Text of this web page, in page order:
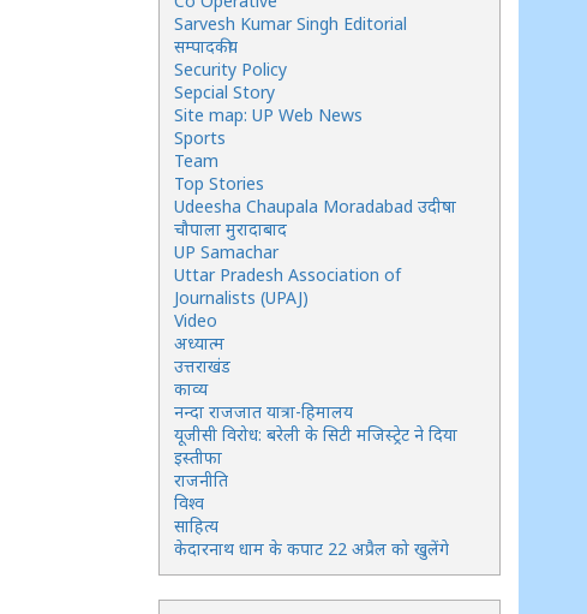
Sarvesh Kumar Singh Editorial
सम्पादकीय
Security Policy
Sepcial Story
Site map: UP Web News
Sports
Team
Top Stories
Udeesha Chaupala Moradabad उदीषा
चौपाला मुरादाबाद
UP Samachar
Uttar Pradesh Association of
Journalists (UPAJ)
Video
अध्यात्म
उत्तराखंड
काव्य
नन्दा राजजात यात्रा-हिमालय
यूजीसी विरोध: बरेली के सिटी मजिस्ट्रेट ने दिया
इस्तीफा
राजनीति
विश्व
साहित्य
केदारनाथ धाम के कपाट 22 अप्रैल को खुलेंगे